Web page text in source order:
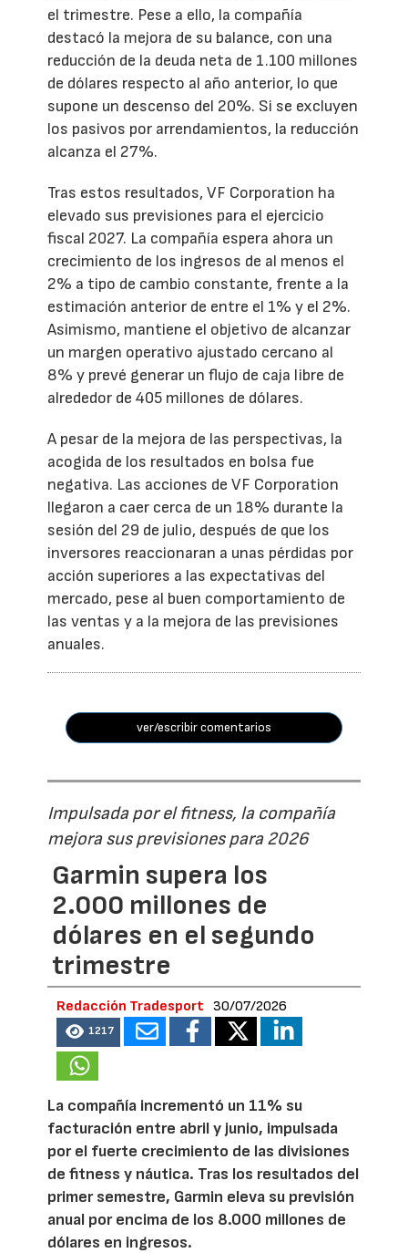
el trimestre. Pese a ello, la compañía
destacó la mejora de su balance, con una
reducción de la deuda neta de 1.100 millones
de dólares respecto al año anterior, lo que
supone un descenso del 20%. Si se excluyen
los pasivos por arrendamientos, la reducción
alcanza el 27%.
Tras estos resultados, VF Corporation ha
elevado sus previsiones para el ejercicio
fiscal 2027. La compañía espera ahora un
crecimiento de los ingresos de al menos el
2% a tipo de cambio constante, frente a la
estimación anterior de entre el 1% y el 2%.
Asimismo, mantiene el objetivo de alcanzar
un margen operativo ajustado cercano al
8% y prevé generar un flujo de caja libre de
alrededor de 405 millones de dólares.
A pesar de la mejora de las perspectivas, la
acogida de los resultados en bolsa fue
negativa. Las acciones de VF Corporation
llegaron a caer cerca de un 18% durante la
sesión del 29 de julio, después de que los
inversores reaccionaran a unas pérdidas por
acción superiores a las expectativas del
mercado, pese al buen comportamiento de
las ventas y a la mejora de las previsiones
anuales.
ver/escribir comentarios
Impulsada por el fitness, la compañía
mejora sus previsiones para 2026
Garmin supera los
2.000 millones de
dólares en el segundo
trimestre
Redacción Tradesport 30/07/2026
1217
La compañía incrementó un 11% su
facturación entre abril y junio, impulsada
por el fuerte crecimiento de las divisiones
de fitness y náutica. Tras los resultados del
primer semestre, Garmin eleva su previsión
anual por encima de los 8.000 millones de
dólares en ingresos.